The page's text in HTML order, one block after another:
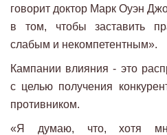
говорит доктор Марк Оуэн
в том, чтобы заставить
слабым и некомпетентным».
Кампании влияния - это
с целью получения
противником.
«Я думаю, что, хотя